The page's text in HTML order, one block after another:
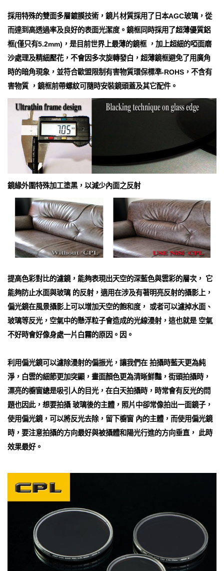
採用特殊的雙面多層鍍膜技術，鏡片材質採用了日本AGC玻璃，從
而達到高透過率及良好的表面光潔度。鏡框同時採用了超薄優質鋁
框(僅只有5.2mm)，是目前世界上最薄的鏡框 ，加上超細的啞面磨
沙處理及精細壓花，不會因多次旋轉發白，超薄鏡框避免了用廣角
時的暗角現象，並符合歐盟限制有害物質環保標準-ROHS，不含有
害物質 ，鏡框前帶螺紋可隨時安裝鏡頭蓋及其它配件。
鏡緣外圍特殊加工塗黑，以減少內面之反射
提高色彩對比的濾鏡，能夠表現出天空的深藍色與雲彩的層次， 它
能夠防止水面與玻璃 的反射，適用在涉及有著明亮反射的攝影上，
偏光鏡在風景攝影上可以增加天空的飽和度， 或者可以濾掉水面、
玻璃等反光，空氣中的懸浮粒子會造成的光線漫射，這也就是 空氣
不好時會好像身處一片白霧的原因。因。
利用偏光鏡可以濾除漫射的偏振光，讓我們在 拍攝時藍天更為純
淨，白雲的細節更加突顯，畫面顏色更為清晰鮮豔，街頭拍攝時，
漂亮的櫥窗總是吸引人的目光，在白天拍攝時，時常會有反光的問
題也因此，想要拍攝 玻璃後的主體，照片中卻常像拍出一面鏡子，
使用偏光鏡，可以將反光去除，留下櫥窗 內的主體，而使用偏光鏡
時，要注意拍攝的方向最好與被攝體和陽光行進的方向垂直， 此時
效果最好。